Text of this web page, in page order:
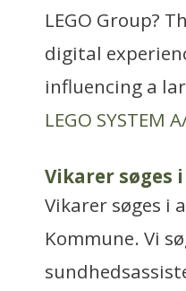
LEGO Group?
digital
influencing a
LEGO SYSTEM
Vikarer søges
Vikarer søges i
Kommune. Vi